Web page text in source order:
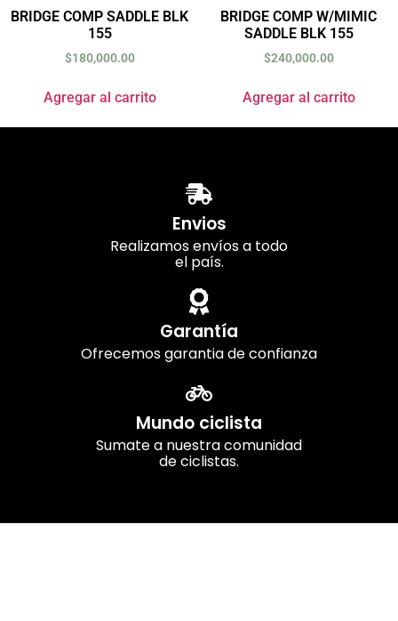
BRIDGE COMP SADDLE BLK
155
$180,000.00
Agregar al carrito
BRIDGE COMP W/MIMIC
SADDLE BLK 155
$240,000.00
Agregar al carrito
Envios
Realizamos envíos a todo
el país.
Garantía
Ofrecemos garantia de confianza
Mundo ciclista
Sumate a nuestra comunidad
de ciclistas.